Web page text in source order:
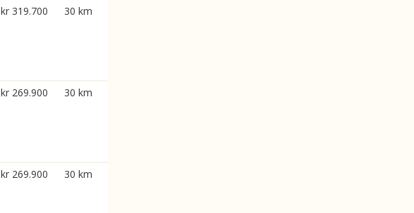
kr 319.700 30 km
kr 269.900 30 km
kr 269.900 30 km